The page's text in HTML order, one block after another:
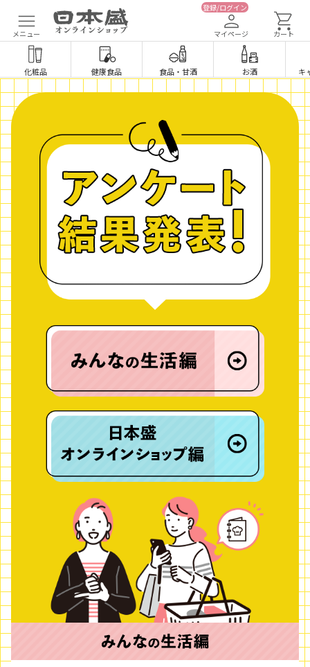
メニュー
登録/ログイン
マイページ カート
化粧品 健康食品 食品・ 甘酒 お酒 キ